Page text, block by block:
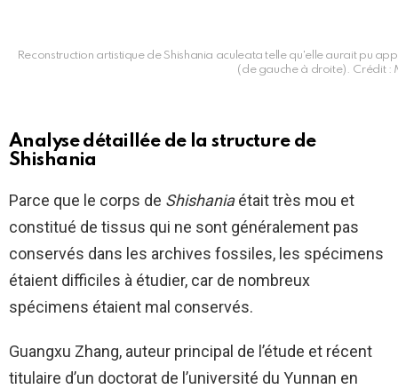
Reconstruction artistique de Shishania aculeata telle qu'elle aurait pu
(de gauche à droite). Crédit :
Analyse détaillée de la structure de
Shishania
Parce que le corps de Shishaniaétait très mou et
constitué de tissus qui ne sont généralement pas
conservés dans les archives fossiles, les spécimens
étaient difficiles à étudier, car de nombreux
spécimens étaient mal conservés.
Guangxu Zhang, auteur principal de l’étude et récent
titulaire d’un doctorat de l’université du Yunnan en